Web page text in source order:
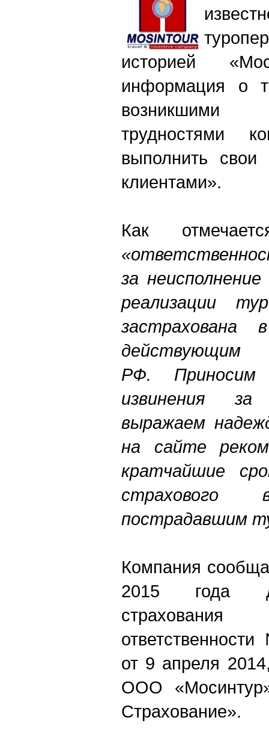
историей
информация о
трудностями
выполнить свои
клиентами».
Как
за
реализации
действующим
РФ. Приносим
извинения
выражаем
на сайте
кратчайшие
страхового
пострадавшим
Компания
2015 года
от 9 апреля
ООО
Страхование».